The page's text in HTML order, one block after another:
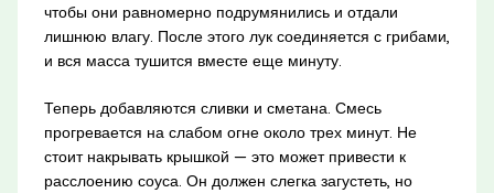
чтобы они равномерно подрумянились и отдали
лишнюю влагу. После этого лук соединяется с грибами,
и вся масса тушится вместе еще минуту.
Теперь добавляются сливки и сметана. Смесь
прогревается на слабом огне около трех минут. Не
стоит накрывать крышкой — это может привести к
расслоению соуса. Он должен слегка загустеть, но